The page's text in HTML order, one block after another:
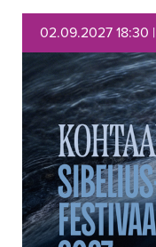
02.09.2027 18:30